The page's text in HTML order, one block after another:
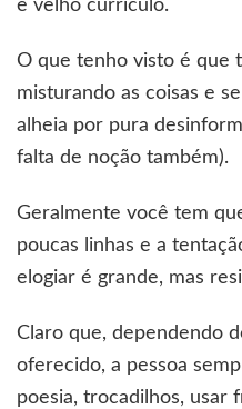
e velho currículo.
O que tenho visto é que
misturando as coisas e
alheia por pura
falta de noção também).
Geralmente você tem
poucas linhas e a
elogiar é grande, mas
Claro que, dependendo
oferecido, a pessoa
poesia, trocadilhos, usar